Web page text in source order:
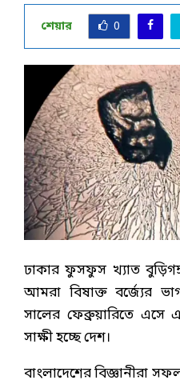
শেয়ার 0
ঢাকার ফুসফুস খ্যাত
আমরা বিষাক্ত বর্জ্যের
সালের ফেব্রুয়ারিতে এসে
সাক্ষী হচ্ছে দেশ।
বাংলাদেশের বিজ্ঞানীরা